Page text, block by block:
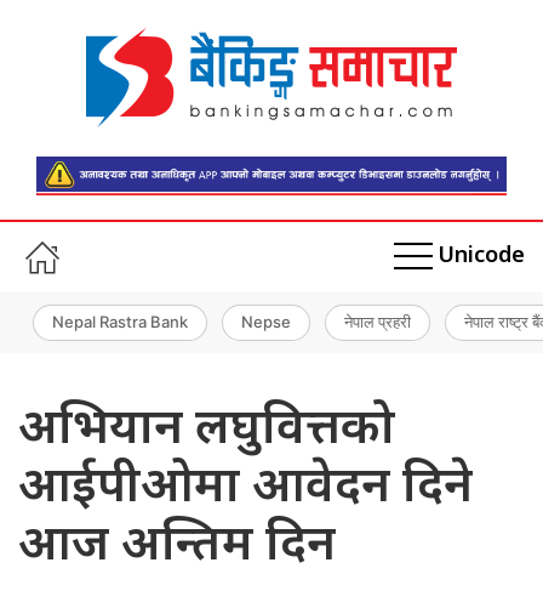
Unicode
Nepal Rastra Bank Nepse नेपाल प्रहरी नेपाल राष्ट्र
अभियान लघुवित्तको
आईपीओमा आवेदन दिने
आज अन्तिम दिन